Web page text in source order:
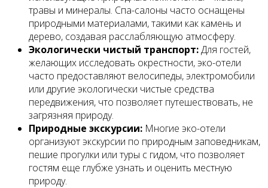
травы и минералы. Спа-салоны часто оснащены
природными материалами, такими как камень и
дерево, создавая расслабляющую атмосферу.
Экологически чистый транспорт:Для гостей,
желающих исследовать окрестности, эко-отели
часто предоставляют велосипеды, электромобили
или другие экологически чистые средства
передвижения, что позволяет путешествовать, не
загрязняя природу.
Природные экскурсии: Многие эко-отели
организуют экскурсии по природным заповедникам,
пешие прогулки или туры с гидом, что позволяет
гостям еще глубже узнать и оценить местную
природу.